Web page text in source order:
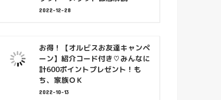
2022-12-28
お得！【オルビスお友達キャンペ
ーン】紹介コード付き♡みんなに
計600ポイントプレゼント！も
ち、家族ＯＫ
2022-10-13